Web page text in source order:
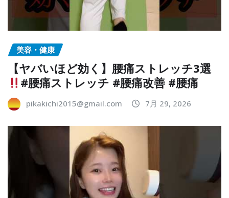
美容・健康
【ヤバいほど効く】腰痛ストレッチ3選
#腰痛ストレッチ #腰痛改善 #腰痛
pikakichi2015@gmail.com 7月 29, 2026